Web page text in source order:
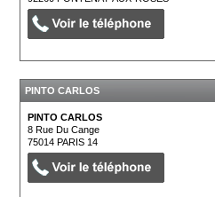
PINTO CARLOS
PINTO CARLOS
8 Rue Du Cange
75014PARIS 14